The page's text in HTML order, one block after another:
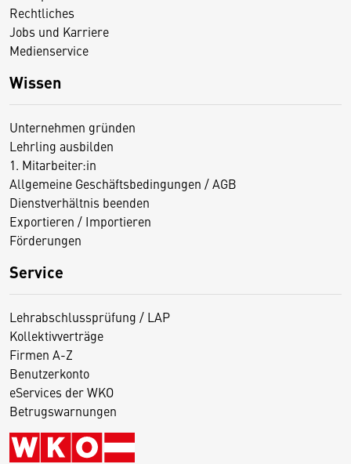
Rechtliches
Jobs und Karriere
Medienservice
Wissen
Unternehmen gründen
Lehrling ausbilden
1. Mitarbeiter:in
Allgemeine Geschäftsbedingungen / AGB
Dienstverhältnis beenden
Exportieren / Importieren
Förderungen
Service
Lehrabschlussprüfung / LAP
Kollektivverträge
Firmen A-Z
Benutzerkonto
eServices der WKO
Betrugswarnungen